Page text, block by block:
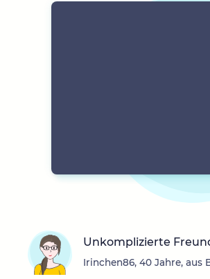
Unkomplizierte
Irinchen86, 40 Jahre, aus